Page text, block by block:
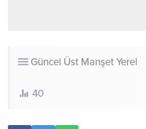
Güncel Üst ManşetYerel
40